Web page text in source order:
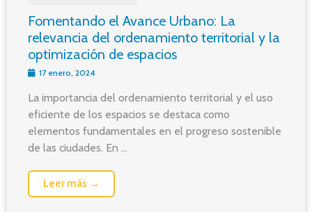
Fomentando el Avance Urbano: La
relevancia del ordenamiento territorial y la
optimización de espacios
17 enero, 2024
La importancia del ordenamiento territorial y el uso
eficiente de los espacios se destaca como
elementos fundamentales en el progreso sostenible
de las ciudades. En ...
Leer más →